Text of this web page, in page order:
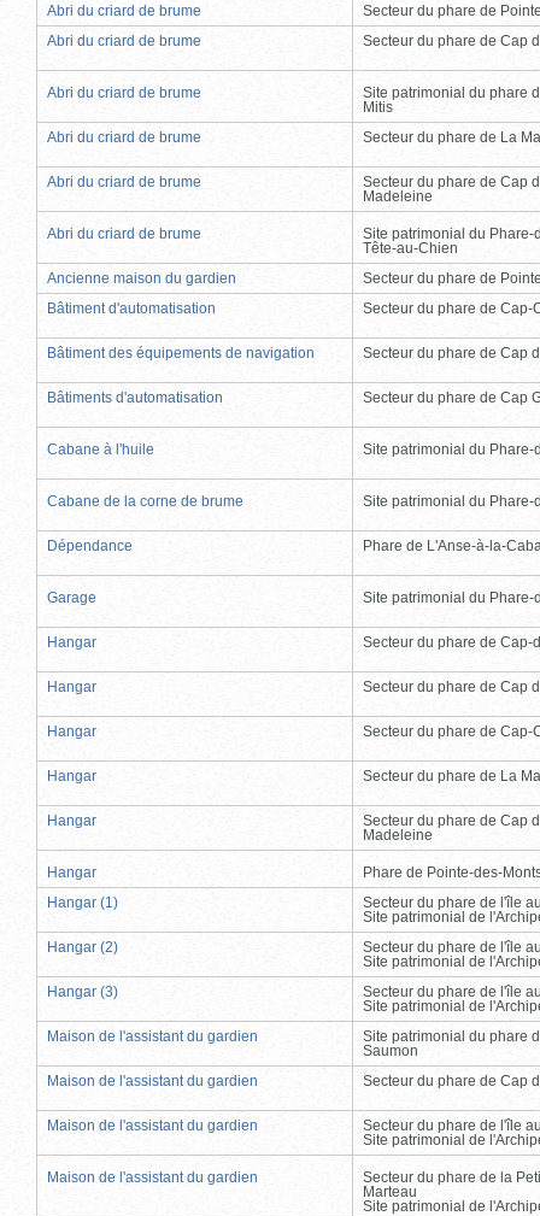
Abri du criard de brume
Secteur du phare de
Abri du criard de brume
Secteur du phare de Cap
Abri du criard de brume
Site patrimonial du phare
Mitis
Abri du criard de brume
Secteur du phare de La
Abri du criard de brume
Secteur du phare de Cap
Madeleine
Abri du criard de brume
Site patrimonial du Phare-
Tête-au-Chien
Ancienne maison du gardien
Secteur du phare de
Bâtiment d'automatisation
Secteur du phare de Cap-
Bâtiment des équipements de navigation Secteur du phare de Cap
Bâtiments d'automatisation Secteur du phare de Cap
Cabane à l'huile Site patrimonial du Phare-
Cabane de la corne de brume Site patrimonial du Phare-
Dépendance Phare de L'Anse-à-la-
Garage Site patrimonial du Phare-
Hangar Secteur du phare de Cap-
Hangar Secteur du phare de Cap
Hangar Secteur du phare de Cap-
Hangar Secteur du phare de La
Hangar
Secteur du phare de Cap
Madeleine
Hangar
Phare de Pointe-des-
Hangar (1)
Secteur du phare de l'île
Site patrimonial de
Hangar (2)
Secteur du phare de l'île
Site patrimonial de
Hangar (3)
Secteur du phare de l'île
Site patrimonial de
Maison de l'assistant du gardien
Site patrimonial du phare
Saumon
Maison de l'assistant du gardien
Secteur du phare de Cap
Maison de l'assistant du gardien
Secteur du phare de l'île
Site patrimonial de
Maison de l'assistant du gardien
Secteur du phare de la
Marteau
Site patrimonial de